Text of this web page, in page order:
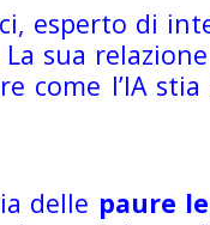
esperto di
sua
come l’IA
delle paure